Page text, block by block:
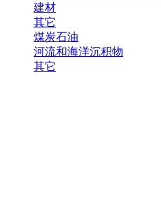
建材
其它
煤炭石油
河流和海洋沉积物
其它